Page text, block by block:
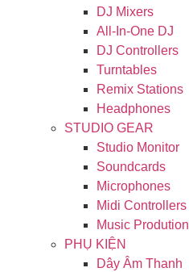
DJ Mixers
All-In-One DJ
DJ Controllers
Turntables
Remix Stations
Headphones
STUDIO GEAR
Studio Monitor
Soundcards
Microphones
Midi Controllers
Music Prodution
PHỤ KIỆN
Dây Âm Thanh